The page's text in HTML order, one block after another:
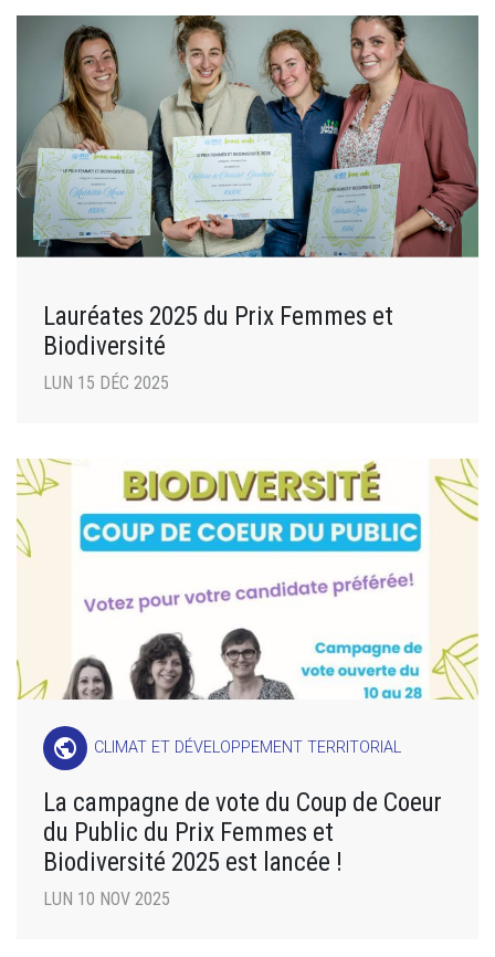
Lauréates 2025 du Prix Femmes et
Biodiversité
LUN 15 DÉC 2025
public CLIMAT ET DÉVELOPPEMENT TERRITORIAL
La campagne de vote du Coup de Coeur
du Public du Prix Femmes et
Biodiversité 2025 est lancée !
LUN 10 NOV 2025